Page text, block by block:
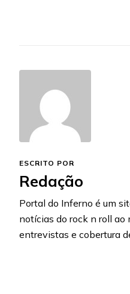
ESCRITO POR
Redação
Portal do Inferno é um
notícias do rock n roll ao
entrevistas e cobertura